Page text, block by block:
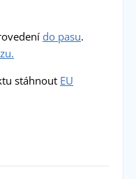
do pasu.
stáhnout EU